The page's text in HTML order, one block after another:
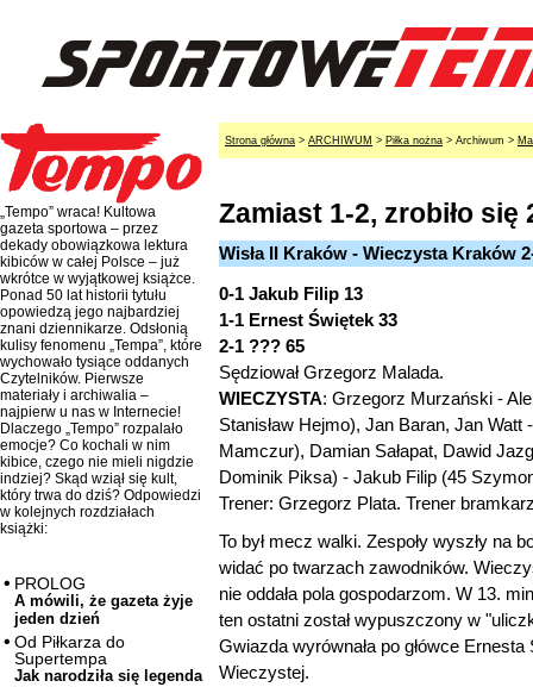
„Tempo” wraca! Kultowa
gazeta sportowa – przez
dekady obowiązkowa lektura
kibiców w całej Polsce – już
wkrótce w wyjątkowej książce.
Ponad 50 lat historii tytułu
opowiedzą jego najbardziej
znani dziennikarze. Odsłonią
kulisy fenomenu „Tempa”, które
wychowało tysiące oddanych
Czytelników. Pierwsze
materiały i archiwalia –
najpierw u nas w Internecie!
Dlaczego „Tempo” rozpalało
emocje? Co kochali w nim
kibice, czego nie mieli nigdzie
indziej? Skąd wziął się kult,
który trwa do dziś? Odpowiedzi
w kolejnych rozdziałach
książki:
PROLOG
A mówili, że gazeta żyje
jeden dzień
Od Piłkarza do
Supertempa
Jak narodziła się legenda
Strona główna > ARCHIWUM > Piłka nożna > Archiwum >
Zamiast 1-2, zrobiło się
Wisła II Kraków - Wieczysta Kraków
0-1 Jakub Filip 13
1-1 Ernest Świętek 33
2-1 ??? 65
Sędziował Grzegorz Malada.
WIECZYSTA: Grzegorz Murzański -
Stanisław Hejmo), Jan Baran, Jan Watt
Mamczur), Damian Sałapat, Dawid
Dominik Piksa) - Jakub Filip (45
Trener: Grzegorz Plata. Trener
To był mecz walki. Zespoły wyszły na
widać po twarzach zawodników.
nie oddała pola gospodarzom. W 13.
ten ostatni został wypuszczony w
Gwiazda wyrównała po główce
Wieczystej.